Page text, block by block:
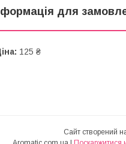
для
125 ₴
Сайт створений